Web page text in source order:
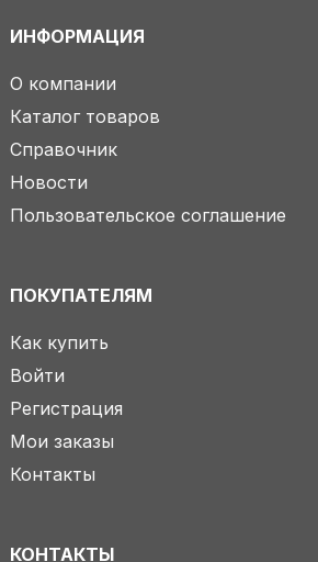
ИНФОРМАЦИЯ
О компании
Каталог товаров
Справочник
Новости
Пользовательское соглашение
ПОКУПАТЕЛЯМ
Как купить
Войти
Регистрация
Мои заказы
Контакты
КОНТАКТЫ